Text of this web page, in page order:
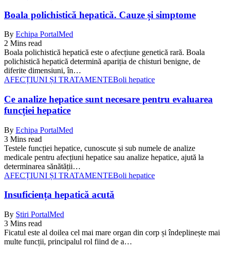
Boala polichistică hepatică. Cauze și simptome
By Echipa PortalMed
2 Mins read
Boala polichistică hepatică este o afecțiune genetică rară. Boala
polichistică hepatică determină apariția de chisturi benigne, de
diferite dimensiuni, în…
AFECȚIUNI ȘI TRATAMENTEBoli hepatice
Ce analize hepatice sunt necesare pentru evaluarea
funcției hepatice
By Echipa PortalMed
3 Mins read
Testele funcției hepatice, cunoscute și sub numele de analize
medicale pentru afecțiuni hepatice sau analize hepatice, ajută la
determinarea sănătății…
AFECȚIUNI ȘI TRATAMENTEBoli hepatice
Insuficiența hepatică acută
By Ştiri PortalMed
3 Mins read
Ficatul este al doilea cel mai mare organ din corp și îndeplinește mai
multe funcții, principalul rol fiind de a…